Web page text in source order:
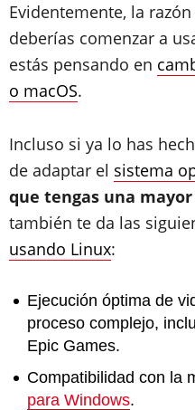
Evidentemente, la
deberías comenzar a
estás pensando en
o macOS.
Incluso si ya lo has
de adaptar el sistema
que tengas una
también te da las
usando Linux:
Ejecución óptima de
proceso complejo,
Epic Games.
Compatibilidad con la
para Windows.